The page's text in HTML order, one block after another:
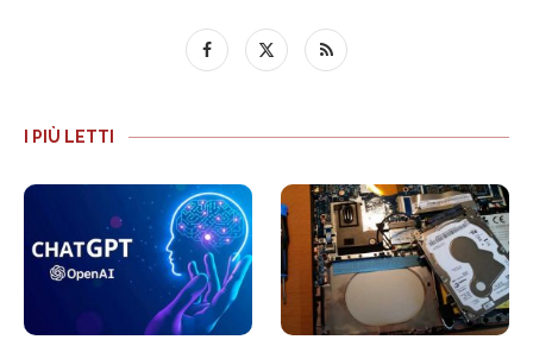
I PIÙ LETTI